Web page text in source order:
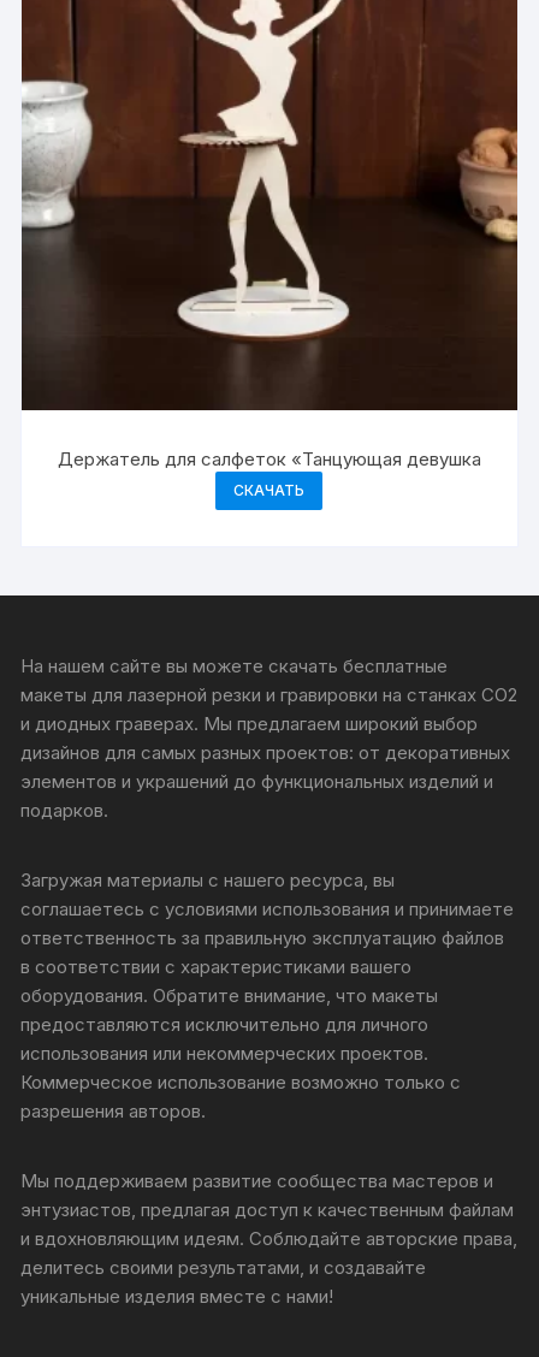
Держатель для салфеток «Танцующая девушка
СКАЧАТЬ
На нашем сайте вы можете скачать бесплатные
макеты для лазерной резки и гравировки на станках CO2
и диодных граверах. Мы предлагаем широкий выбор
дизайнов для самых разных проектов: от декоративных
элементов и украшений до функциональных изделий и
подарков.
Загружая материалы с нашего ресурса, вы
соглашаетесь с условиями использования и принимаете
ответственность за правильную эксплуатацию файлов
в соответствии с характеристиками вашего
оборудования. Обратите внимание, что макеты
предоставляются исключительно для личного
использования или некоммерческих проектов.
Коммерческое использование возможно только с
разрешения авторов.
Мы поддерживаем развитие сообщества мастеров и
энтузиастов, предлагая доступ к качественным файлам
и вдохновляющим идеям. Соблюдайте авторские права,
делитесь своими результатами, и создавайте
уникальные изделия вместе с нами!